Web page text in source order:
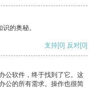
的奥秘。
支持[0] 反对[0]
公软件，终于找到了它。这
公的所有需求。操作也很简